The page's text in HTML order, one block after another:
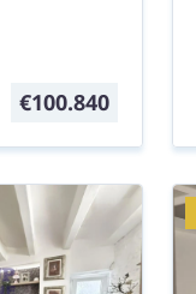
€100.840